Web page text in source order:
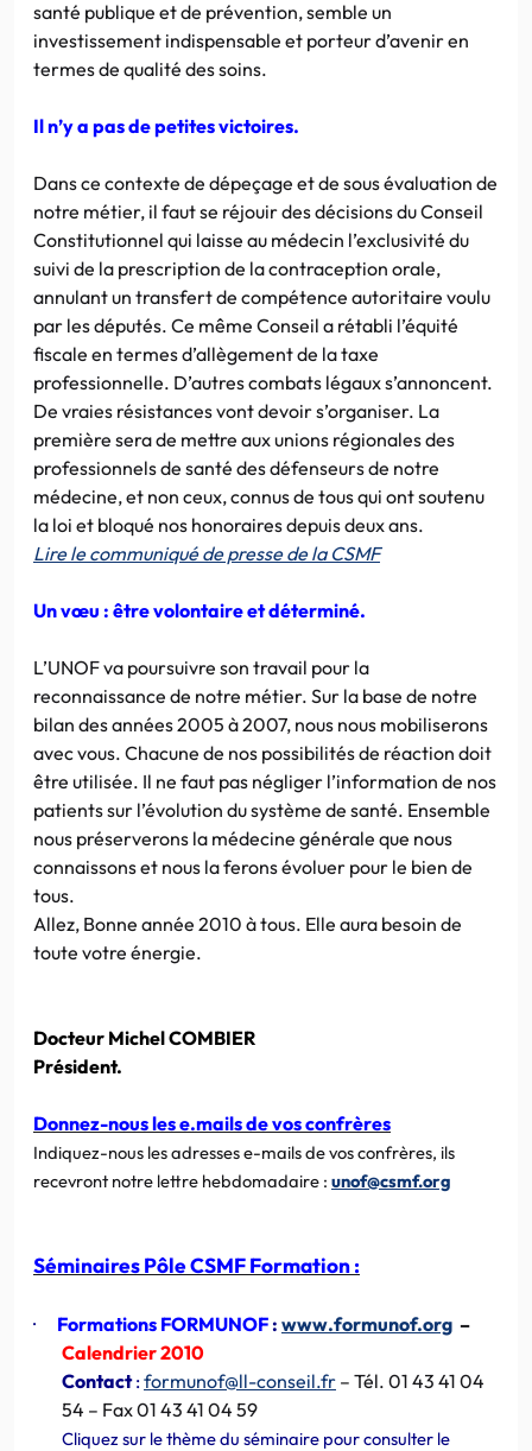
santé publique et de prévention, semble un
investissement indispensable et porteur d’avenir en
termes de qualité des soins.
Il n’y a pas de petites victoires.
Dans ce contexte de dépeçage et de sous évaluation de
notre métier, il faut se réjouir des décisions du Conseil
Constitutionnel qui laisse au médecin l’exclusivité du
suivi de la prescription de la contraception orale,
annulant un transfert de compétence autoritaire voulu
par les députés. Ce même Conseil a rétabli l’équité
fiscale en termes d’allègement de la taxe
professionnelle. D’autres combats légaux s’annoncent.
De vraies résistances vont devoir s’organiser. La
première sera de mettre aux unions régionales des
professionnels de santé des défenseurs de notre
médecine, et non ceux, connus de tous qui ont soutenu
la loi et bloqué nos honoraires depuis deux ans.
Lire le communiqué de presse de la CSMF
Un vœu : être volontaire et déterminé.
L’UNOF va poursuivre son travail pour la
reconnaissance de notre métier. Sur la base de notre
bilan des années 2005 à 2007, nous nous mobiliserons
avec vous. Chacune de nos possibilités de réaction doit
être utilisée. Il ne faut pas négliger l’information de nos
patients sur l’évolution du système de santé. Ensemble
nous préserverons la médecine générale que nous
connaissons et nous la ferons évoluer pour le bien de
tous.
Allez, Bonne année 2010 à tous. Elle aura besoin de
toute votre énergie.
Docteur Michel COMBIER
Président.
Donnez-nous les e.mails de vos confrères
Indiquez-nous les adresses e-mails de vos confrères, ils
recevront notre lettre hebdomadaire : unof@csmf.org
Séminaires Pôle CSMF Formation :
· Formations FORMUNOF : www.formunof.org –
Calendrier 2010
Contact:formunof@ll-conseil.fr – Tél. 01 43 41 04
54 – Fax 01 43 41 04 59
Cliquez sur le thème du séminaire pour consulter le